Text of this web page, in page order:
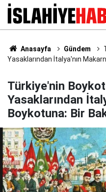
Anasayfa Gündem
Yasaklarından İtalya'nın
Türkiye'nin
Yasaklarından
Boykotuna: Bir